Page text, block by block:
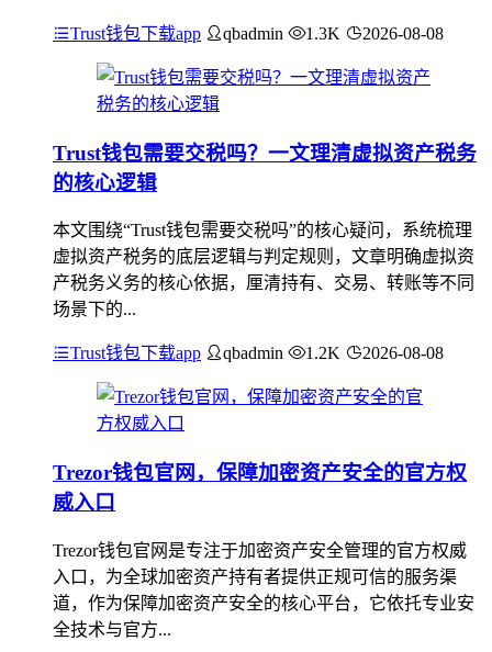
Trust钱包下载app qbadmin 1.3K 2026-08-08
Trust钱包需要交税吗？一文理清虚拟资产税务
的核心逻辑
本文围绕“Trust钱包需要交税吗”的核心疑问，系统梳理
虚拟资产税务的底层逻辑与判定规则，文章明确虚拟资
产税务义务的核心依据，厘清持有、交易、转账等不同
场景下的...
Trust钱包下载app qbadmin 1.2K 2026-08-08
Trezor钱包官网，保障加密资产安全的官方权
威入口
Trezor钱包官网是专注于加密资产安全管理的官方权威
入口，为全球加密资产持有者提供正规可信的服务渠
道，作为保障加密资产安全的核心平台，它依托专业安
全技术与官方...